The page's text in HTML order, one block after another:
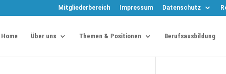
Mitgliederbereich Impressum Datenschutz
Home Über uns Themen & Positionen Berufsausbildung